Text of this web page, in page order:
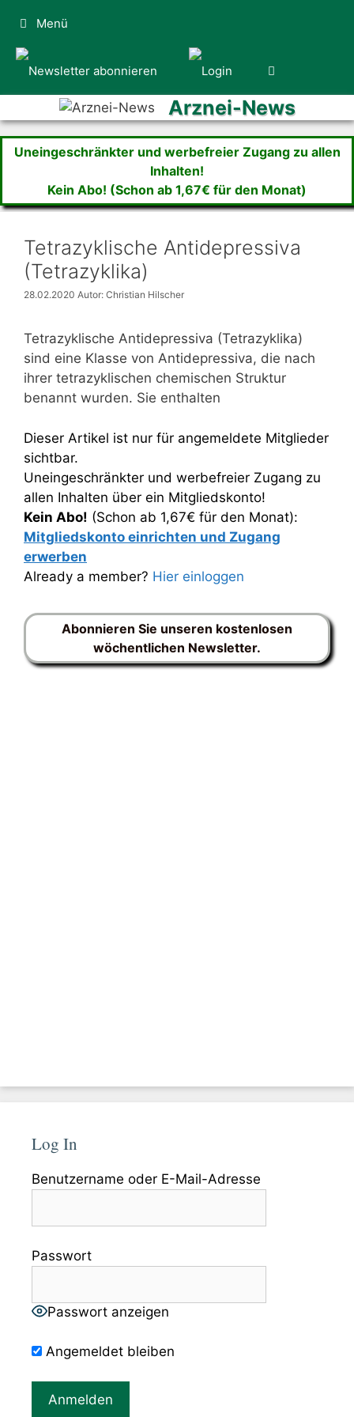
Inhalt
springen
Menü
Arznei-News
Uneingeschränkter und werbefreier Zugang zu allen
Inhalten!
Kein Abo! (Schon ab 1,67€ für den Monat)
Tetrazyklische Antidepressiva
(Tetrazyklika)
28.02.2020 Autor: Christian Hilscher
Tetrazyklische Antidepressiva (Tetrazyklika)
sind eine Klasse von Antidepressiva, die nach
ihrer tetrazyklischen chemischen Struktur
benannt wurden. Sie enthalten
Dieser Artikel ist nur für angemeldete Mitglieder
sichtbar.
Uneingeschränkter und werbefreier Zugang zu
allen Inhalten über ein Mitgliedskonto!
Kein Abo! (Schon ab 1,67€ für den Monat):
Mitgliedskonto einrichten und Zugang
erwerben
Already a member? Hier einloggen
Abonnieren Sie unseren kostenlosen
wöchentlichen Newsletter.
Log In
Benutzername oder E-Mail-Adresse
Passwort
Passwort anzeigen
Angemeldet bleiben